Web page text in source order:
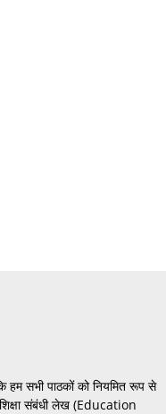
सभी पाठकों को नियमित रूप से
संबंधी लेख (Education